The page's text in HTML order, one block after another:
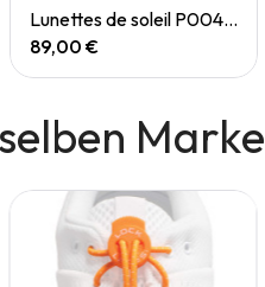
Quick View
Lunettes de soleil P004 Small
89,00 €
Marke